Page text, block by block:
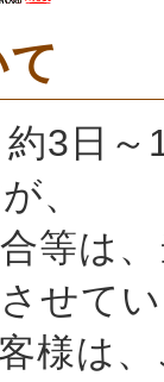
3日
、
等は
せて
様は